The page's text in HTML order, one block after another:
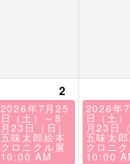
2
2026年7月25
日（土）～8
月23日（日）
五味太郎絵本
クロニクル展
10:00 AM
2026年
日（土
月23日（
五味太
クロニ
10:00